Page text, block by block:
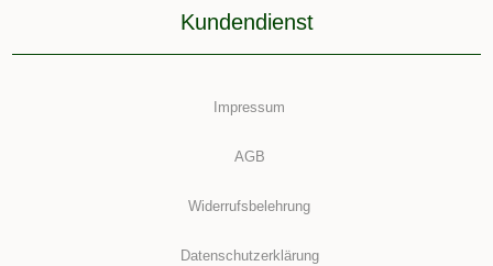
Kundendienst
Impressum
AGB
Widerrufsbelehrung
Datenschutzerklärung